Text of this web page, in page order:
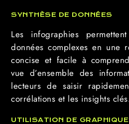
SYNTHÈSE DE DONNÉES
Les infographies
données complexes en une
concise et facile à
vue d’ensemble des
lecteurs de saisir
corrélations et les insights
UTILISATION DE